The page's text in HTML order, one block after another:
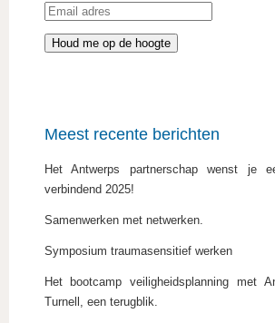
Meest recente berichten
Het Antwerps partnerschap wenst je
verbindend 2025!
Samenwerken met netwerken.
Symposium traumasensitief werken
Het bootcamp veiligheidsplanning met
Turnell, een terugblik.